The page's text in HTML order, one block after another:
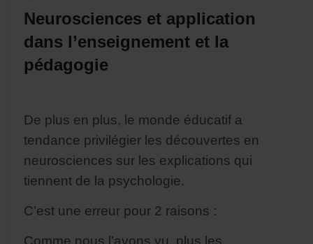
Neurosciences et application
dans l’enseignement et la
pédagogie
De plus en plus, le monde éducatif a
tendance privilégier les découvertes en
neurosciences sur les explications qui
tiennent de la psychologie.
C’est une erreur pour 2 raisons :
Comme nous l’avons vu, plus les